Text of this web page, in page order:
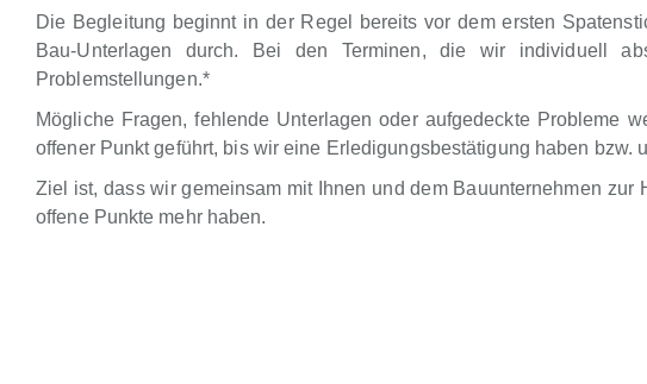
Die Begleitung beginnt in der Regel bereits vor dem ersten
Bau-Unterlagen durch. Bei den Terminen, die wir individuell
Problemstellungen.*
Mögliche Fragen, fehlende Unterlagen oder aufgedeckte Probleme
offener Punkt geführt, bis wir eine Erledigungsbestätigung haben
Ziel ist, dass wir gemeinsam mit Ihnen und dem Bauunternehmen
offene Punkte mehr haben.